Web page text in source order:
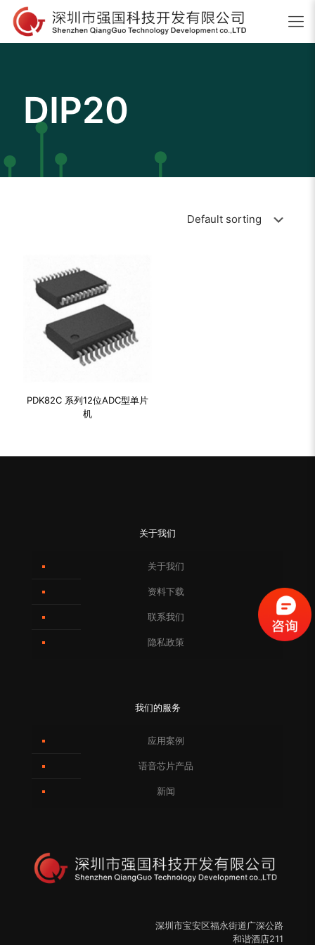
DIP20
PDK82C 系列12位ADC型单片
机
关于我们
关于我们
资料下载
联系我们
隐私政策
我们的服务
应用案例
语音芯片产品
新闻
深圳市宝安区福永街道广深公路
和谐酒店211